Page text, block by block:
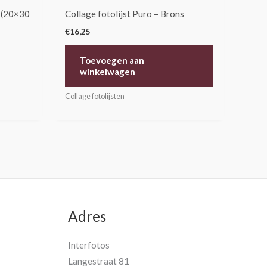
Collage fotolijst Puro – Brons
€16,25
Toevoegen aan
winkelwagen
Collage fotolijsten
Adres
Interfotos
Langestraat 81